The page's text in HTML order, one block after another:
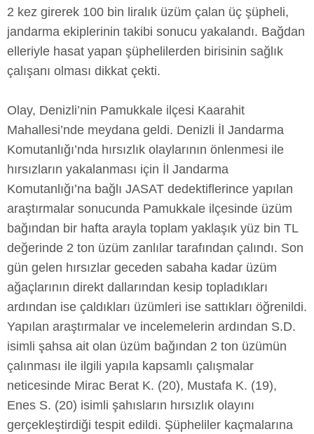
2 kez girerek 100 bin liralık üzüm çalan üç şüpheli,
jandarma ekiplerinin takibi sonucu yakalandı. Bağdan
elleriyle hasat yapan şüphelilerden birisinin sağlık
çalışanı olması dikkat çekti.
Olay, Denizli’nin Pamukkale ilçesi Kaarahit
Mahallesi’nde meydana geldi. Denizli İl Jandarma
Komutanlığı’nda hırsızlık olaylarının önlenmesi ile
hırsızların yakalanması için İl Jandarma
Komutanlığı’na bağlı JASAT dedektiflerince yapılan
araştırmalar sonucunda Pamukkale ilçesinde üzüm
bağından bir hafta arayla toplam yaklaşık yüz bin TL
değerinde 2 ton üzüm zanlılar tarafından çalındı. Son
gün gelen hırsızlar geceden sabaha kadar üzüm
ağaçlarının direkt dallarından kesip topladıkları
ardından ise çaldıkları üzümleri ise sattıkları öğrenildi.
Yapılan araştırmalar ve incelemelerin ardından S.D.
isimli şahsa ait olan üzüm bağından 2 ton üzümün
çalınması ile ilgili yapıla kapsamlı çalışmalar
neticesinde Mirac Berat K. (20), Mustafa K. (19),
Enes S. (20) isimli şahısların hırsızlık olayını
gerçekleştirdiği tespit edildi. Şüpheliler kaçmalarına